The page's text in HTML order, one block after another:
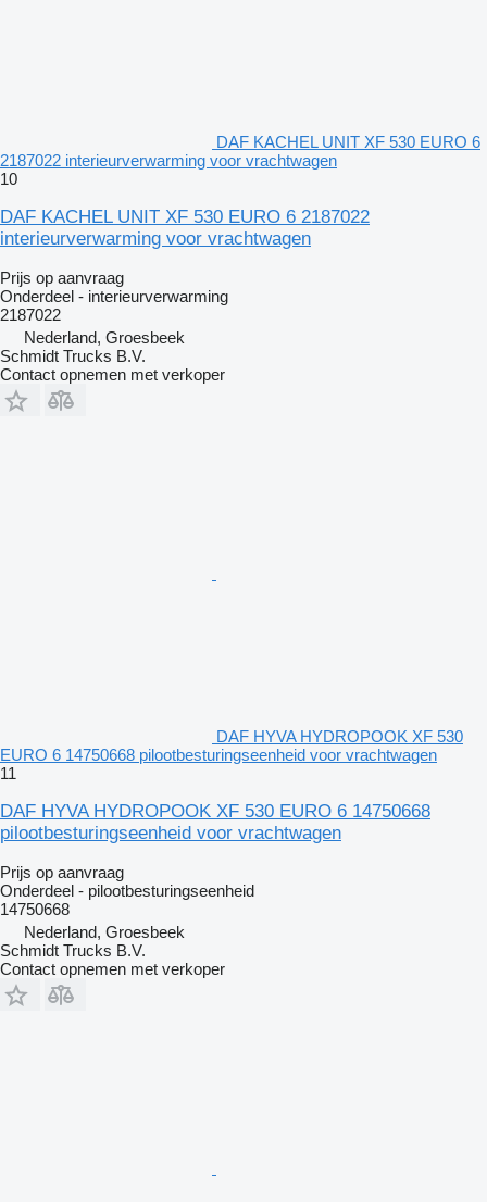
DAF KACHEL UNIT XF 530 EURO 6
2187022 interieurverwarming voor vrachtwagen
10
DAF KACHEL UNIT XF 530 EURO 6 2187022
interieurverwarming voor vrachtwagen
Prijs op aanvraag
Onderdeel - interieurverwarming
2187022
Nederland, Groesbeek
Schmidt Trucks B.V.
Contact opnemen met verkoper
DAF HYVA HYDROPOOK XF 530
EURO 6 14750668 pilootbesturingseenheid voor vrachtwagen
11
DAF HYVA HYDROPOOK XF 530 EURO 6 14750668
pilootbesturingseenheid voor vrachtwagen
Prijs op aanvraag
Onderdeel - pilootbesturingseenheid
14750668
Nederland, Groesbeek
Schmidt Trucks B.V.
Contact opnemen met verkoper